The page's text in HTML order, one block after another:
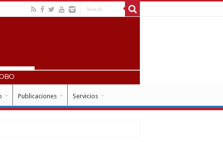
Publicaciones Servicios